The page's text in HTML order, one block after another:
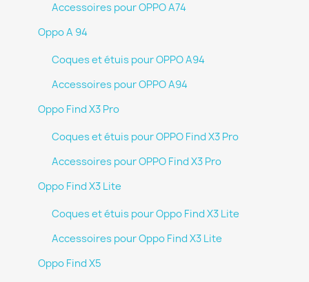
Accessoires pour OPPO A74
Oppo A 94
Coques et étuis pour OPPO A94
Accessoires pour OPPO A94
Oppo Find X3 Pro
Coques et étuis pour OPPO Find X3 Pro
Accessoires pour OPPO Find X3 Pro
Oppo Find X3 Lite
Coques et étuis pour Oppo Find X3 Lite
Accessoires pour Oppo Find X3 Lite
Oppo Find X5